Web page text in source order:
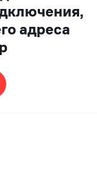
адреса